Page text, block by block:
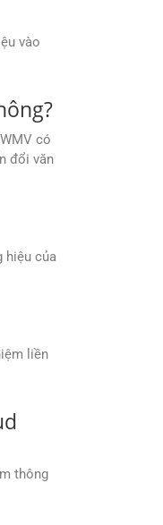
vào
có
đổi văn
hiệu của
liền
thông